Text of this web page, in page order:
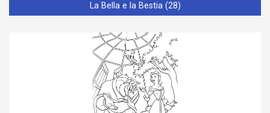
La Bella e la Bestia (28)